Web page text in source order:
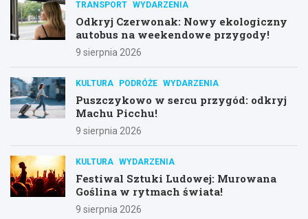
TRANSPORT WYDARZENIA
Odkryj Czerwonak: Nowy ekologiczny
autobus na weekendowe przygody!
9 sierpnia 2026
KULTURA PODRÓŻE WYDARZENIA
Puszczykowo w sercu przygód: odkryj
Machu Picchu!
9 sierpnia 2026
KULTURA WYDARZENIA
Festiwal Sztuki Ludowej: Murowana
Goślina w rytmach świata!
9 sierpnia 2026